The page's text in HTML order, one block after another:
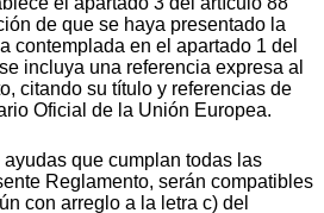
de que se haya presentado la
contemplada en el apartado 1 del
incluya una referencia expresa al
citando su título y referencias de
Oficial de la Unión Europea.
que cumplan todas las
Reglamento, serán compatibles
con arreglo a la letra c) del